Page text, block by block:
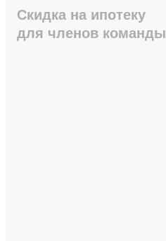
Скидка на ипотеку
для членов команды